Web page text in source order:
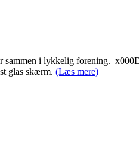
sammen i lykkelig
glas skærm. (Læs mere)